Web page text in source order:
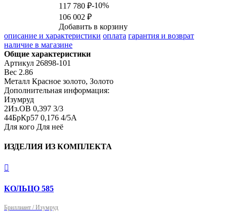
117 780 ₽-10%
106 002 ₽
Добавить в корзину
описание и характеристики оплата гарантия и возврат
наличие в магазине
Общие характеристики
Артикул 26898-101
Вес 2.86
Металл Красное золото, Золото
Дополнительная информация:
Изумруд
2Из.ОВ 0,397 3/3
44БрКр57 0,176 4/5А
Для кого Для неё
ИЗДЕЛИЯ ИЗ КОМПЛЕКТА

КОЛЬЦО 585
Бриллиант / Изумруд